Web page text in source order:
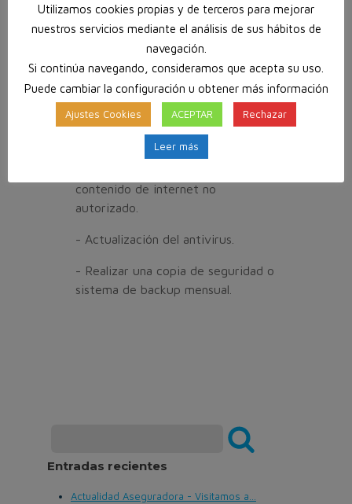
empresa. Las empresas deben
preocuparse por prevenir riesgos.
Algunosconsejos básicos para
prevenir ciberriegos
(además de
contratar un
seguro de
ciberriegos)
- Instalación de un cortafuegos o
contenido de internet no
autorizado.
- Actualización del antivirus.
- Realizar una copia de seguridad o
sistema de backup mensual.
Entradas recientes
Actualidad Aseguradora - Visitamos a...
Utilizamos cookies propias y de terceros para mejorar
nuestros servicios mediante el análisis de sus hábitos de
navegación.
Si continúa navegando, consideramos que acepta su uso.
Puede cambiar la configuración u obtener más información
Ajustes Cookies ACEPTAR Rechazar
Leer más